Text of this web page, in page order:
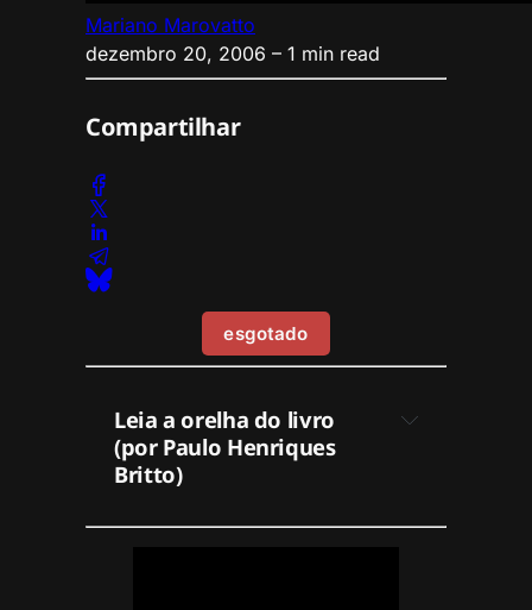
Mariano Marovatto
dezembro 20, 2006 – 1 min read
Compartilhar
esgotado
Leia a orelha do livro
(por Paulo Henriques
Britto)